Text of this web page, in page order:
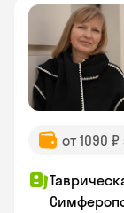
от 1090